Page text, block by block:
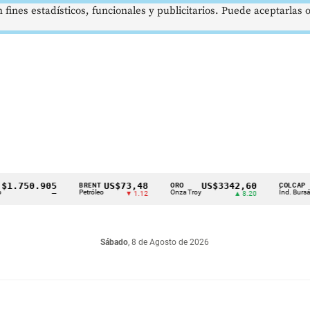
BRENT
Petróleo
US$73,48
▼ 1.12
ORO
Onza Troy
US$3342,60 COLCAP
Índ. Bursátil
Sábado, 8 de Agosto de 2026
estadísticos, funcionales y publicitarios. Puede aceptarlas